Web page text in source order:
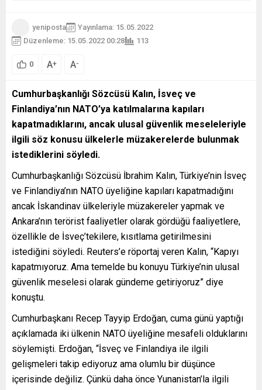
yeniposta
Yayınlama: 15.05.2022
Düzenleme: 15.05.2022 00:28
113
0 A+ A-
Cumhurbaşkanlığı Sözcüsü Kalın, İsveç ve
Finlandiya’nın NATO’ya katılmalarına kapıları
kapatmadıklarını, ancak ulusal güvenlik meseleleriyle
ilgili söz konusu ülkelerle müzakerelerde bulunmak
istediklerini söyledi.
Cumhurbaşkanlığı Sözcüsü İbrahim Kalın, Türkiye’nin İsveç
ve Finlandiya’nın NATO üyeliğine kapıları kapatmadığını
ancak İskandinav ülkeleriyle müzakereler yapmak ve
Ankara’nın terörist faaliyetler olarak gördüğü faaliyetlere,
özellikle de İsveç’tekilere, kısıtlama getirilmesini
istediğini söyledi. Reuters’e röportaj veren Kalın, “Kapıyı
kapatmıyoruz. Ama temelde bu konuyu Türkiye’nin ulusal
güvenlik meselesi olarak gündeme getiriyoruz” diye
konuştu.
Cumhurbaşkanı Recep Tayyip Erdoğan, cuma günü yaptığı
açıklamada iki ülkenin NATO üyeliğine mesafeli olduklarını
söylemişti. Erdoğan, “İsveç ve Finlandiya ile ilgili
gelişmeleri takip ediyoruz ama olumlu bir düşünce
içerisinde değiliz. Çünkü daha önce Yunanistan’la ilgili